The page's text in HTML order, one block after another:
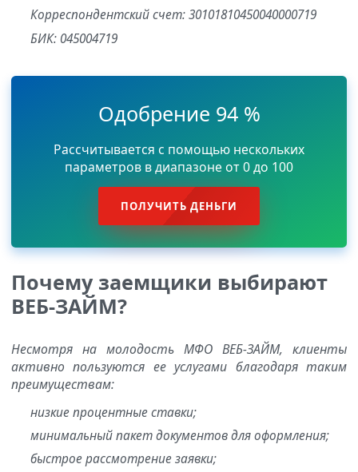
Корреспондентский счет: 30101810450040000719
БИК: 045004719
Одобрение 94 %
Рассчитывается с помощью нескольких
параметров в диапазоне от 0 до 100
ПОЛУЧИТЬ ДЕНЬГИ
Почему заемщики выбирают
ВЕБ-ЗАЙМ?
Несмотря на молодость МФО ВЕБ-ЗАЙМ, клиенты
активно пользуются ее услугами благодаря таким
преимуществам:
низкие процентные ставки;
минимальный пакет документов для оформления;
быстрое рассмотрение заявки;